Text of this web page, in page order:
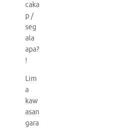
caka
p /
seg
ala
apa?
!
Lim
a
kaw
asan
gara